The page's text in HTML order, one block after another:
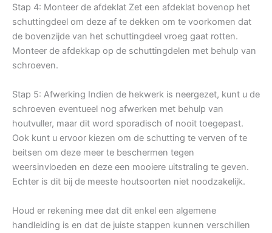
Stap 4: Monteer de afdeklat Zet een afdeklat bovenop het
schuttingdeel om deze af te dekken om te voorkomen dat
de bovenzijde van het schuttingdeel vroeg gaat rotten.
Monteer de afdekkap op de schuttingdelen met behulp van
schroeven.
Stap 5: Afwerking Indien de hekwerk is neergezet, kunt u de
schroeven eventueel nog afwerken met behulp van
houtvuller, maar dit word sporadisch of nooit toegepast.
Ook kunt u ervoor kiezen om de schutting te verven of te
beitsen om deze meer te beschermen tegen
weersinvloeden en deze een mooiere uitstraling te geven.
Echter is dit bij de meeste houtsoorten niet noodzakelijk.
Houd er rekening mee dat dit enkel een algemene
handleiding is en dat de juiste stappen kunnen verschillen